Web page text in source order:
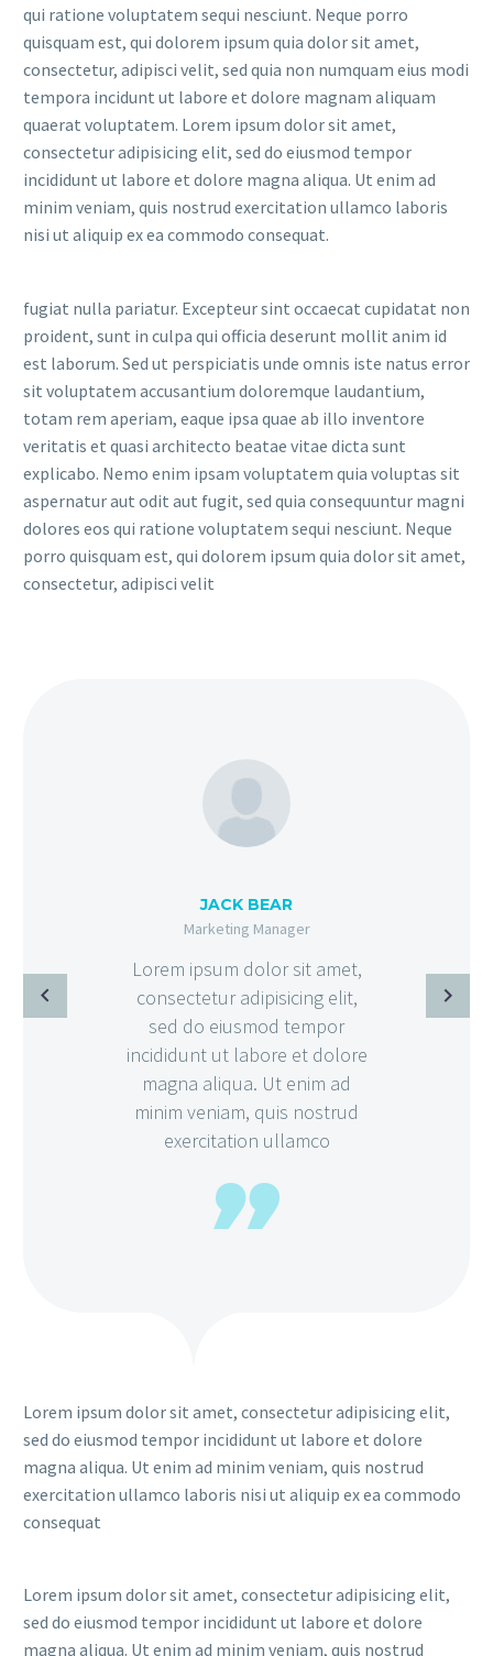
qui ratione voluptatem sequi nesciunt. Neque porro
quisquam est, qui dolorem ipsum quia dolor sit amet,
consectetur, adipisci velit, sed quia non numquam eius modi
tempora incidunt ut labore et dolore magnam aliquam
quaerat voluptatem. Lorem ipsum dolor sit amet,
consectetur adipisicing elit, sed do eiusmod tempor
incididunt ut labore et dolore magna aliqua. Ut enim ad
minim veniam, quis nostrud exercitation ullamco laboris
nisi ut aliquip ex ea commodo consequat.
fugiat nulla pariatur. Excepteur sint occaecat cupidatat non
proident, sunt in culpa qui officia deserunt mollit anim id
est laborum. Sed ut perspiciatis unde omnis iste natus error
sit voluptatem accusantium doloremque laudantium,
totam rem aperiam, eaque ipsa quae ab illo inventore
veritatis et quasi architecto beatae vitae dicta sunt
explicabo. Nemo enim ipsam voluptatem quia voluptas sit
aspernatur aut odit aut fugit, sed quia consequuntur magni
dolores eos qui ratione voluptatem sequi nesciunt. Neque
porro quisquam est, qui dolorem ipsum quia dolor sit amet,
consectetur, adipisci velit
JACK BEAR
Marketing Manager
Lorem ipsum dolor sit amet,
consectetur adipisicing elit,
sed do eiusmod tempor
incididunt ut labore et dolore
magna aliqua. Ut enim ad
minim veniam, quis nostrud
exercitation ullamco
Lorem ipsum dolor sit amet, consectetur adipisicing elit,
sed do eiusmod tempor incididunt ut labore et dolore
magna aliqua. Ut enim ad minim veniam, quis nostrud
exercitation ullamco laboris nisi ut aliquip ex ea commodo
consequat
Lorem ipsum dolor sit amet, consectetur adipisicing elit,
sed do eiusmod tempor incididunt ut labore et dolore
magna aliqua. Ut enim ad minim veniam, quis nostrud